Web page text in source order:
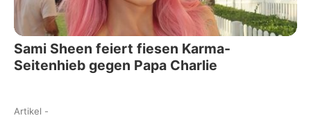
Sami Sheen feiert fiesen Karma-
Seitenhieb gegen Papa Charlie
Artikel -